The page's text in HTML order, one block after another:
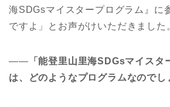
海SDGsマイスタープログラム』に
ですよ」とお声がけいただきました
―― 「能登里山里海SDGsマイスタ
は、どのようなプログラムなのでし